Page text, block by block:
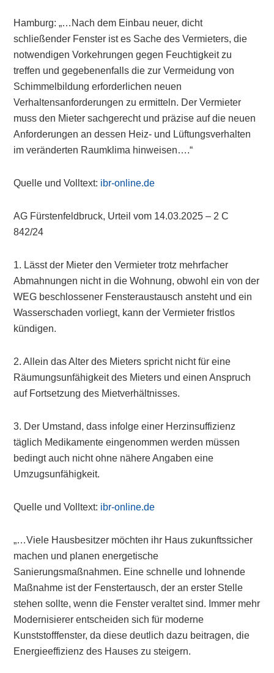
Hamburg: „…Nach dem Einbau neuer, dicht
schließender Fenster ist es Sache des Vermieters, die
notwendigen Vorkehrungen gegen Feuchtigkeit zu
treffen und gegebenenfalls die zur Vermeidung von
Schimmelbildung erforderlichen neuen
Verhaltensanforderungen zu ermitteln. Der Vermieter
muss den Mieter sachgerecht und präzise auf die neuen
Anforderungen an dessen Heiz- und Lüftungsverhalten
im veränderten Raumklima hinweisen….“
Quelle und Volltext: ibr-online.de
AG Fürstenfeldbruck, Urteil vom 14.03.2025 – 2 C
842/24
1. Lässt der Mieter den Vermieter trotz mehrfacher
Abmahnungen nicht in die Wohnung, obwohl ein von der
WEG beschlossener Fensteraustausch ansteht und ein
Wasserschaden vorliegt, kann der Vermieter fristlos
kündigen.
2. Allein das Alter des Mieters spricht nicht für eine
Räumungsunfähigkeit des Mieters und einen Anspruch
auf Fortsetzung des Mietverhältnisses.
3. Der Umstand, dass infolge einer Herzinsuffizienz
täglich Medikamente eingenommen werden müssen
bedingt auch nicht ohne nähere Angaben eine
Umzugsunfähigkeit.
Quelle und Volltext: ibr-online.de
„…Viele Hausbesitzer möchten ihr Haus zukunftssicher
machen und planen energetische
Sanierungsmaßnahmen. Eine schnelle und lohnende
Maßnahme ist der Fenstertausch, der an erster Stelle
stehen sollte, wenn die Fenster veraltet sind. Immer mehr
Modernisierer entscheiden sich für moderne
Kunststofffenster, da diese deutlich dazu beitragen, die
Energieeffizienz des Hauses zu steigern.